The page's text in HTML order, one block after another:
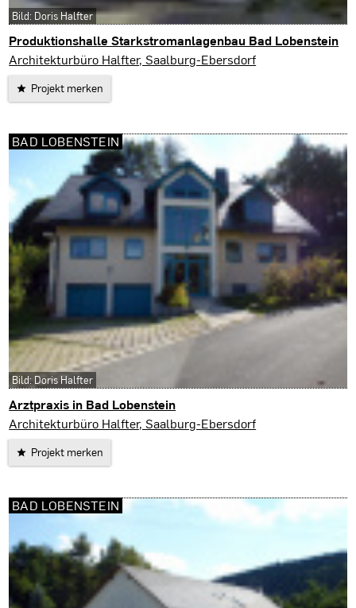
Produktionshalle Starkstromanlagenbau Bad Lobenstein
Bad Lobenstein
Architekturbüro Halfter, Saalburg-Ebersdorf
Projekt merken
Bild: Doris Halfter
Arztpraxis in Bad Lobenstein
Bad Lobenstein
Architekturbüro Halfter, Saalburg-Ebersdorf
Projekt merken
BAD LOBENSTEIN
Bild: Doris Halfter
BAD LOBENSTEIN